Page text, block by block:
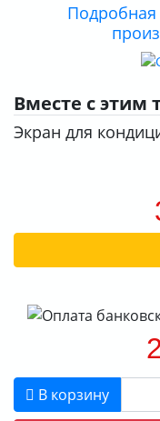
Вместе с этим
Экран для
В корзину